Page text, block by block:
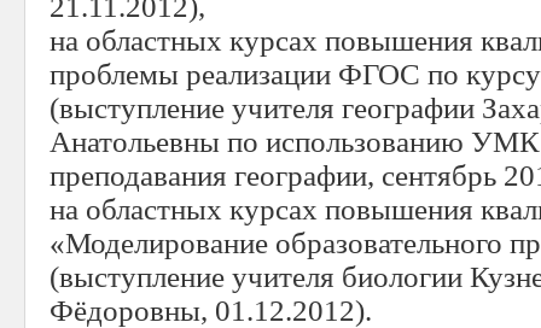
21.11.2012),
на областных курсах повышения
проблемы реализации ФГОС по
(выступление учителя географии
Анатольевны по использованию
преподавания географии, сентябрь
на областных курсах повышения
«Моделирование образовательного
(выступление учителя биологии
Фёдоровны, 01.12.2012).